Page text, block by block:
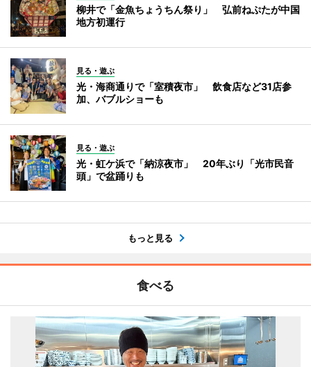
柳井で「金魚ちょうちん祭り」 弘前ねぷたが中国
地方初運行
見る・遊ぶ
光・海商通りで「室積夜市」 飲食店など31店参
加、バブルショーも
見る・遊ぶ
光・虹ケ浜で「納涼夜市」 20年ぶり「光市民音
頭」で盆踊りも
もっと見る
食べる